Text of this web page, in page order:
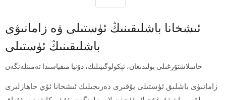
ئىشخانا باشلىقىنىڭ ئۈستىلى ۋە زامانىۋى
باشلىقىنىڭ ئۈستىلى
خاسلاشتۇرغىلى بولىدىغان، ئېكولوگىيىلىك، دۇنيا مىقياسىدا تەمىنلەنگەن
زامانىۋى باشلىق ئۈستىلى يۇقىرى دەرىجىلىك ئىشخانا ئۆي جاھازلىرى